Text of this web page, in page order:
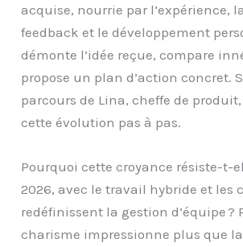
acquise, nourrie par l’expérience,
feedback et le développement
démonte l’idée reçue, compare
propose un plan d’action concret.
parcours de Lina, cheffe de
cette évolution pas à pas.
Pourquoi cette croyance résiste-t-
2026, avec le travail hybride et les
redéfinissent la gestion d’équipe ?
charisme impressionne plus que